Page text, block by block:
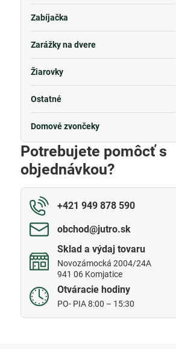
Zabíjačka
Zarážky na dvere
Žiarovky
Ostatné
Domové zvončeky
Potrebujete pomôcť s
objednávkou?
+421 949 878 590
obchod​@jutro​.sk
Sklad a výdaj tovaru
Novozámocká 2004/24A
941 06 Komjatice
Otváracie hodiny
PO- PIA 8:00 – 15:30